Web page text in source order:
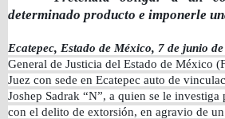
determinado producto e imponerle
Ecatepec, Estado de México, 7 de junio
General de Justicia del Estado de México
Juez con sede en Ecatepec auto de
Joshep Sadrak “N”, a quien se le
con el delito de extorsión, en agravio de